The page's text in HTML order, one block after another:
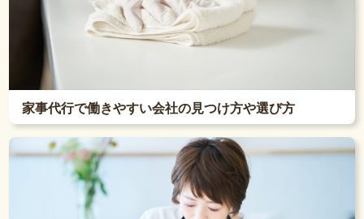
家事代行で働きやすい会社の見つけ方や選び方